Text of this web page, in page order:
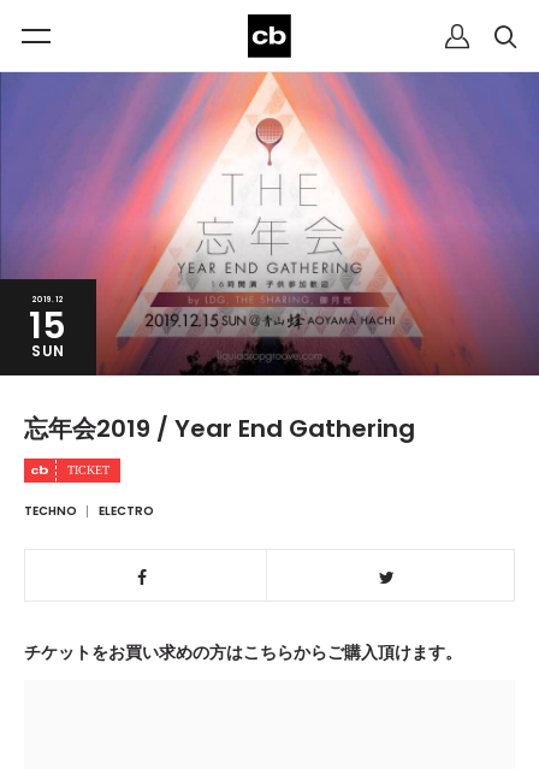
2019.12
15
SUN
忘年会2019 / Year End Gathering
TECHNO ELECTRO
チケットをお買い求めの方はこちらからご購入頂けます。